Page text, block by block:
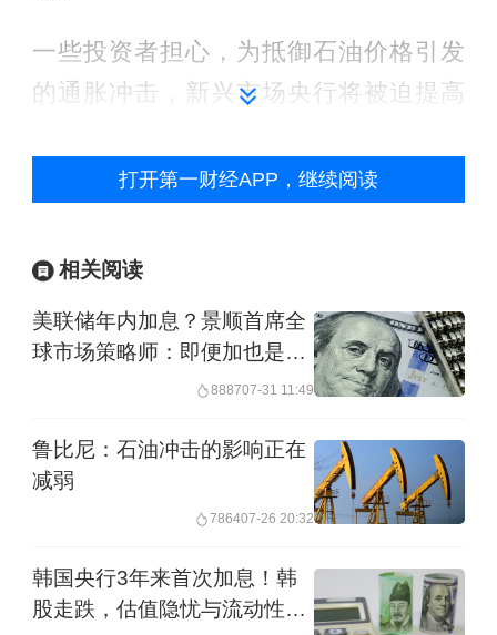
一些投资者担心，为抵御石油价格引发
的通胀冲击，新兴市场央行将被迫提高
害新兴市场投资回报。
宏观研究主管谭思德 (Alexandre
Tavazzi)对第一财经记者表示，首先，此
次中东冲突导致美元走强，因而新兴市
场货币出现贬值，新兴市场股票也由于
货币贬值受到了冲击。同时，市场此前
普遍预期新兴市场各央行会降息，因为
这些国家的通胀已经下降。但由于冲突
后油价对通胀的影响，降息暂时被搁置
了，也影响到新兴市场资产近期走势。
打开第一财经APP，继续阅读
相关阅读
美联储年内加息？景顺首席全
球市场策略师：即便加也是一
次性，明年转向降息888707-31 11:49
鲁比尼：石油冲击的影响正在
减弱
786407-26 20:32
韩国央行3年来首次加息！韩
股走跌，估值隐忧与流动性压